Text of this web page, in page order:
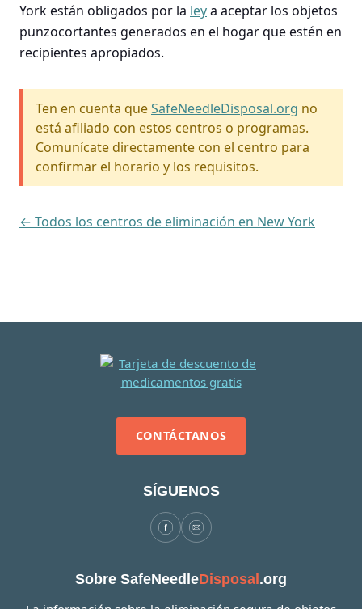
York están obligados por la leya aceptar los objetos
punzocortantes generados en el hogar que estén en
recipientes apropiados.
Ten en cuenta queSafeNeedleDisposal.org no
está afiliado con estos centros o programas.
Comunícate directamente con el centro para
confirmar el horario y los requisitos.
← Todos los centros de eliminación en New York
CONTÁCTANOS
SÍGUENOS
Sobre SafeNeedleDisposal.org